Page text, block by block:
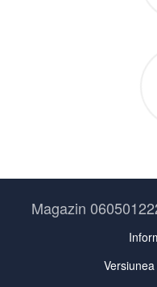
Magazin